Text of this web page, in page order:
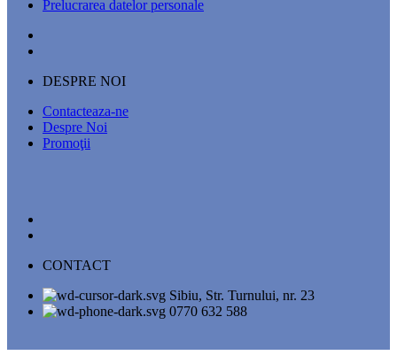
Prelucrarea datelor personale
DESPRE NOI
Contacteaza-ne
Despre Noi
Promoţii
CONTACT
Sibiu, Str. Turnului, nr. 23
0770 632 588